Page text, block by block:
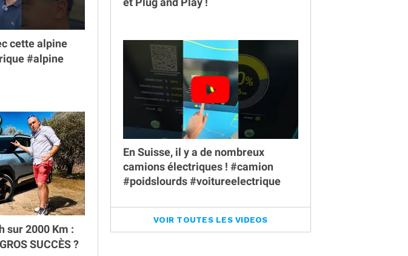
cette alpine
#alpine
sur 2000 Km :
SUCCÈS ?
En Suisse, il y a de nombreux
camions électriques ! #camion
#poidslourds #voitureelectrique
VOIR TOUTES LES VIDEOS